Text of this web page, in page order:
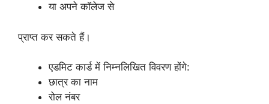
या अपने कॉलेज से
प्राप्त कर सकते हैं।
एडमिट कार्ड में निम्नलिखित विवरण होंगे:
छात्र का नाम
रोल नंबर